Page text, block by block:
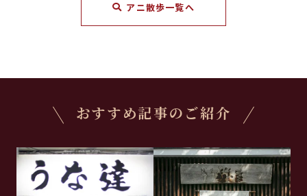
アニ散歩一覧へ
おすすめ記事のご紹介